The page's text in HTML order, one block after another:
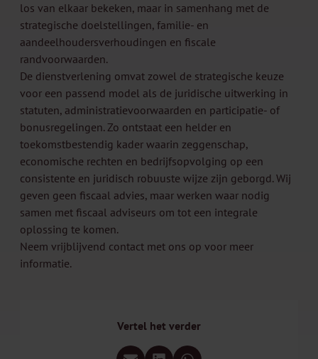
los van elkaar bekeken, maar in samenhang met de
strategische doelstellingen, familie- en
aandeelhoudersverhoudingen en fiscale
randvoorwaarden.
De dienstverlening omvat zowel de strategische keuze
voor een passend model als de juridische uitwerking in
statuten, administratievoorwaarden en participatie- of
bonusregelingen. Zo ontstaat een helder en
toekomstbestendig kader waarin zeggenschap,
economische rechten en bedrijfsopvolging op een
consistente en juridisch robuuste wijze zijn geborgd. Wij
geven geen fiscaal advies, maar werken waar nodig
samen met fiscaal adviseurs om tot een integrale
oplossing te komen.
Neem vrijblijvend contact met ons op voor meer
informatie.
Vertel het verder